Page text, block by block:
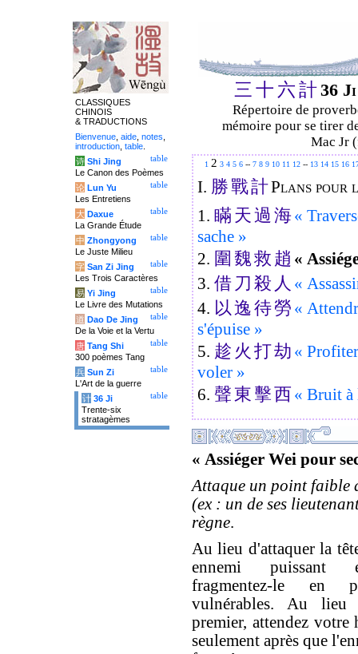
三 十 六計36
Répertoire de
mémoire pour se tirer
Mac Jr
1 2 3 4 5 6 -- 7 8 9 10 11 12 -- 13 14 15 16
I. 勝戰計Plans pour
1. 瞞 天過 海«
sache »
2. 圍 魏救 趙 «
3. 借 刀 殺 人 «
4. 以 逸待勞 «
s'épuise »
5. 趁 火 打劫 «
voler »
6. 聲 東 擊西 « Bruit à
« Assiéger Wei pour
Attaque un point faible
(ex : un de ses
règne.
Au lieu d'attaquer la
ennemi puissant
fragmentez-le en
vulnérables. Au
premier, attendez votre
seulement après que
CLASSIQUES
CHINOIS
& TRADUCTIONS
Bienvenue aide notes
introduction table
table
诗 Shi Jing
Le Canon des Poèmes
table
论 Lun Yu
Les Entretiens
table
大 Daxue
La Grande Étude
table
中 Zhongyong
Le Juste Milieu
table
字 San Zi Jing
Les Trois Caractères
table
易 Yi Jing
Le Livre des Mutations
table
道 Dao De Jing
De la Voie et la Vertu
table
唐 Tang Shi
300 poèmes Tang
table
兵 Sun Zi
L'Art de la guerre
table
计 36 Ji
Trente-six
stratagèmes